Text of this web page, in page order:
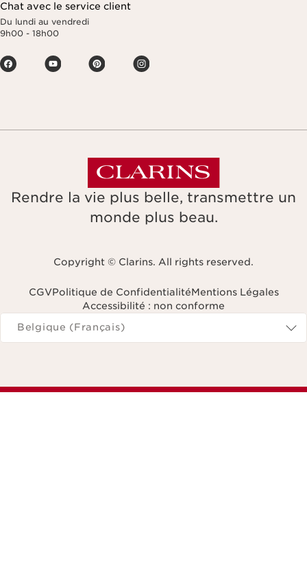
Chat avec le service client
Du lundi au vendredi
9h00 - 18h00
Rendre la vie plus belle, transmettre un
monde plus beau.
Copyright © Clarins. All rights reserved.
CGVPolitique de ConfidentialitéMentions Légales
Accessibilité : non conforme
Naviguer vers
Belgique (Français)